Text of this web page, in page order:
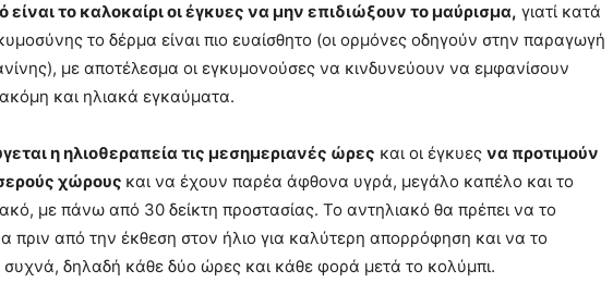
είναι το καλοκαίρι οι έγκυες να μην επιδιώξουν το μαύρισμα, γιατί κατά
το δέρμα είναι πιο ευαίσθητο (οι ορμόνες οδηγούν στην παραγωγή
με αποτέλεσμα οι εγκυμονούσες να κινδυνεύουν να εμφανίσουν
και ηλιακά εγκαύματα.
η ηλιοθεραπεία τις μεσημεριανές ώρες και οι έγκυες να προτιμούν
χώρους και να έχουν παρέα άφθονα υγρά, μεγάλο καπέλο και το
με πάνω από 30 δείκτη προστασίας. Το αντηλιακό θα πρέπει να το
πριν από την έκθεση στον ήλιο για καλύτερη απορρόφηση και να το
δηλαδή κάθε δύο ώρες και κάθε φορά μετά το κολύμπι.